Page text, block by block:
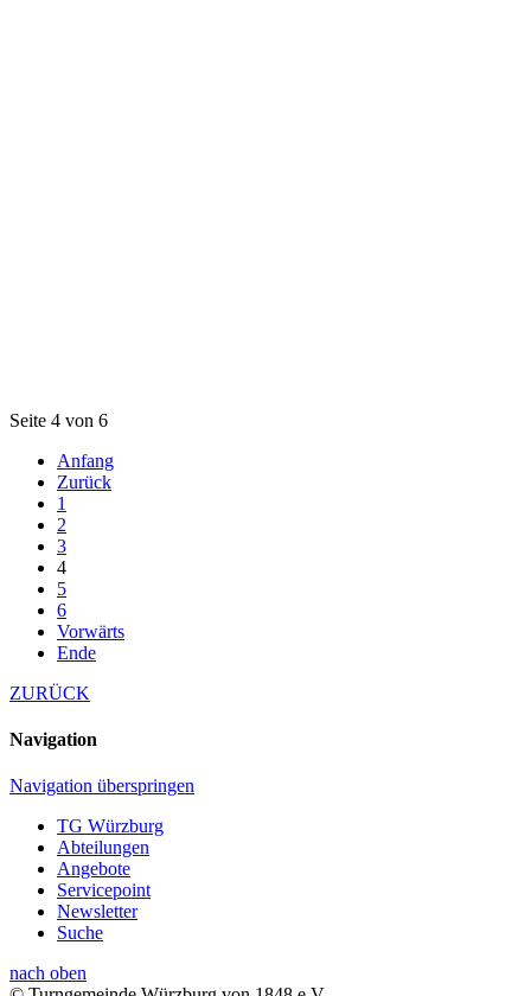
Seite 4 von 6
Anfang
Zurück
1
2
3
4
5
6
Vorwärts
Ende
ZURÜCK
Navigation
Navigation überspringen
TG Würzburg
Abteilungen
Angebote
Servicepoint
Newsletter
Suche
nach oben